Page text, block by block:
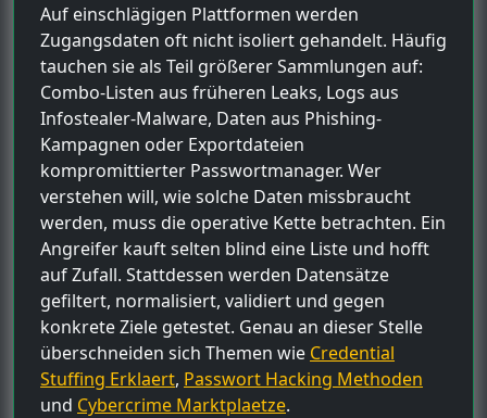
Auf einschlägigen Plattformen werden
Zugangsdaten oft nicht isoliert gehandelt. Häufig
tauchen sie als Teil größerer Sammlungen auf:
Combo-Listen aus früheren Leaks, Logs aus
Infostealer-Malware, Daten aus Phishing-
Kampagnen oder Exportdateien
kompromittierter Passwortmanager. Wer
verstehen will, wie solche Daten missbraucht
werden, muss die operative Kette betrachten. Ein
Angreifer kauft selten blind eine Liste und hofft
auf Zufall. Stattdessen werden Datensätze
gefiltert, normalisiert, validiert und gegen
konkrete Ziele getestet. Genau an dieser Stelle
überschneiden sich Themen wie Credential
Stuffing Erklaert, Passwort Hacking Methoden
und Cybercrime Marktplaetze.